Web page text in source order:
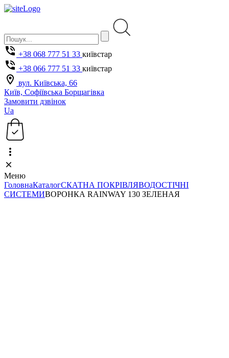
+38 068 777 51 33 київстар
+38 066 777 51 33 київстар
вул. Київська, 66
Київ, Софіївська Борщагівка
Замовити дзвінок
Ua
Меню
ГоловнаКаталогСКАТНА ПОКРІВЛЯВОДОСТІЧНІ
СИСТЕМИВОРОНКА RAINWAY 130 ЗЕЛЕНАЯ